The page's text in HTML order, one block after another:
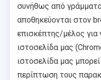
συνήθως από
αποθηκεύονται στον
επισκέπτης/μέλος για
ιστοσελίδα μας
ιστοσελίδα μας
περίπτωση τους